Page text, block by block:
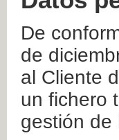
De
de
al Cliente
un fichero
gestión de